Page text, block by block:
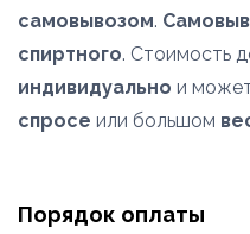
самовывозом.
спиртного. Стоимость
индивидуально и
спросе или большом
Порядок оплаты